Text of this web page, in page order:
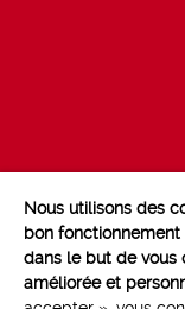
Nous utilisons des
bon
dans le but de vous
améliorée et